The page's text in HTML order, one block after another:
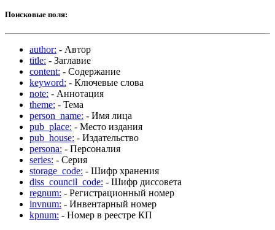
Поисковые поля:
author: - Автор
title: - Заглавие
content: - Содержание
keyword: - Ключевые слова
note: - Аннотация
theme: - Тема
person_name: - Имя лица
pub_place: - Место издания
pub_house: - Издательство
persona: - Персоналия
series: - Серия
storage_code: - Шифр хранения
diss_council_code: - Шифр диссовета
regnum: - Регистрационный номер
invnum: - Инвентарный номер
kpnum: - Номер в реестре КП